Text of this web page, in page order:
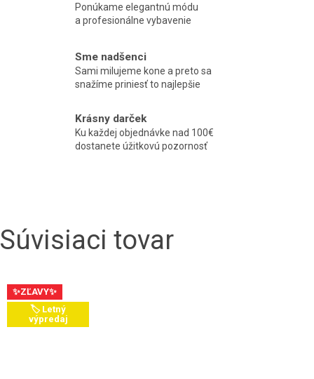
Ponúkame elegantnú módu
a profesionálne vybavenie
Sme nadšenci
Sami milujeme kone a preto sa
snažíme priniesť to najlepšie
Krásny darček
Ku každej objednávke nad 100€
dostanete úžitkovú pozornosť
Súvisiaci tovar
✨ZĽAVY✨
🏷️ Letný
výpredaj